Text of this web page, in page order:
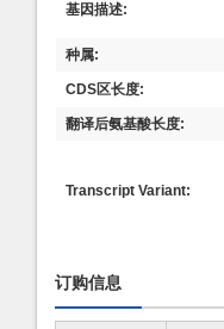
基因描述:
种属:
CDS区长度:
翻译后氨基酸长度:
Transcript Variant:
订购信息